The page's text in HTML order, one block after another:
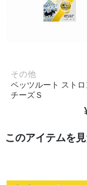
その他
ペッツルート ストロ
チーズＳ
このアイテムを